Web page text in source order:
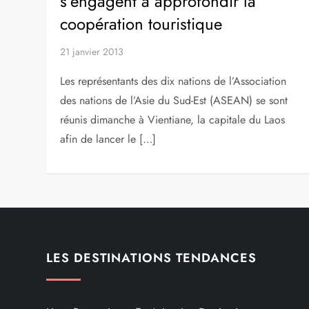
coopération touristique
21 janvier 2013
Les représentants des dix nations de l’Association
des nations de l’Asie du Sud-Est (ASEAN) se sont
réunis dimanche à Vientiane, la capitale du Laos
afin de lancer le […]
LES DESTINATIONS TENDANCES